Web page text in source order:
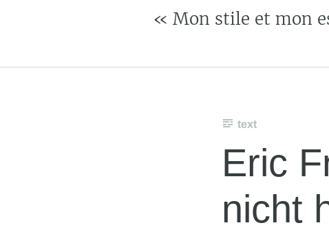
« Mon stile et mon
text
Eric
nicht